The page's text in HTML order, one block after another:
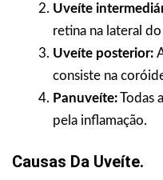
Uveíte
retina na lateral
Uveíte posterior:
consiste na
Panuveíte:Todas
pela inflamação.
Causas Da Uveíte.